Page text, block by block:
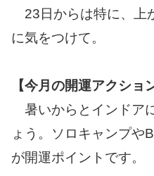
23日からは特に、上
に気をつけて。
【今月の開運アクショ
暑いからとインドア
ょう。ソロキャンプや
が開運ポイントです。